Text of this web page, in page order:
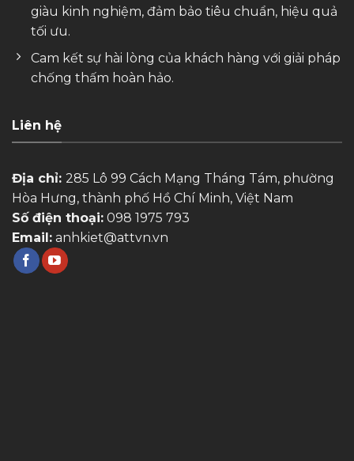
giàu kinh nghiệm, đảm bảo tiêu chuẩn, hiệu quả
tối ưu.
Cam kết sự hài lòng của khách hàng với giải pháp
chống thấm hoàn hảo.
Liên hệ
Địa chỉ: 285 Lô 99 Cách Mạng Tháng Tám, phường
Hòa Hưng, thành phố Hồ Chí Minh, Việt Nam
Số điện thoại: 098 1975 793
Email: anhkiet@attvn.vn